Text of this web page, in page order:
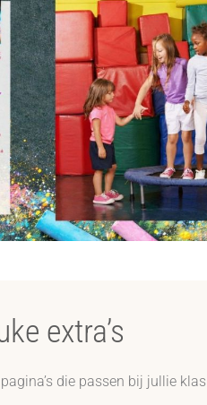
extra’s
die passen bij jullie klas